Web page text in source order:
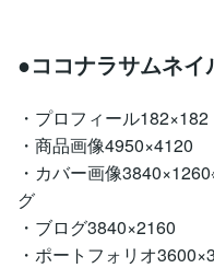
●ココナラサムネイ
・プロフィール182×182
・商品画像4950×4120
・カバー画像
グ
・ブログ3840×2160
・ポートフォリオ